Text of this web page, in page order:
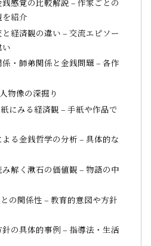
紹介
経済観の違い – 交流エピソー
い
・師弟関係と金銭問題 – 各作
物像の深掘り
にみる経済観 – 手紙や作品で
る金銭哲学の分析 – 具体的な
解く漱石の価値観 – 物語の中
の関係性 – 教育的意図や方針
の具体的事例 – 指導法・生活